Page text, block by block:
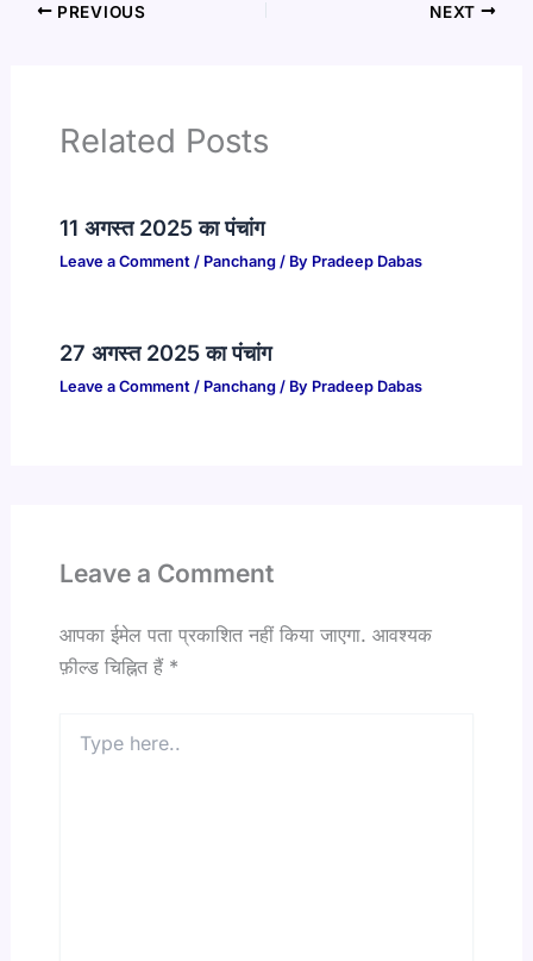
PREVIOUS NEXT
Related Posts
11 अगस्त 2025 का पंचांग
Leave a Comment / Panchang/ By Pradeep Dabas
27 अगस्त 2025 का पंचांग
Leave a Comment / Panchang/ By Pradeep Dabas
Leave a Comment
आपका ईमेल पता प्रकाशित नहीं किया जाएगा. आवश्यक
फ़ील्ड चिह्नित हैं *
here..